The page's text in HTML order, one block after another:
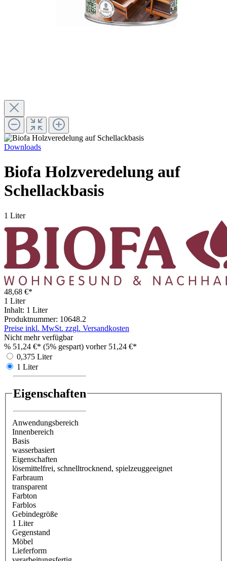
Downloads
Biofa Holzveredelung auf
Schellackbasis
1 Liter
48,68 €*
1 Liter
Inhalt: 1 Liter
Produktnummer: 10648.2
Preise inkl. MwSt. zzgl. Versandkosten
Nicht mehr verfügbar
% 51,24 €* (5% gespart) vorher 51,24 €*
0,375 Liter
1 Liter
Eigenschaften
Anwendungsbereich
Innenbereich
Basis
wasserbasiert
Eigenschaften
lösemittelfrei, schnelltrocknend, spielzeuggeeignet
Farbraum
transparent
Farbton
Farblos
Gebindegröße
1 Liter
Gegenstand
Möbel
Lieferform